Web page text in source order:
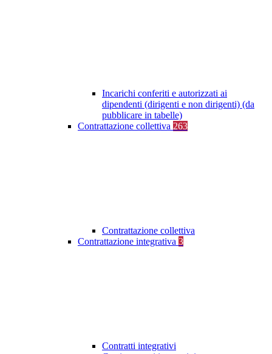
Incarichi conferiti e autorizzati ai
dipendenti (dirigenti e non dirigenti) (da
pubblicare in tabelle)
Contrattazione collettiva 263
Contrattazione collettiva
Contrattazione integrativa 3
Contratti integrativi